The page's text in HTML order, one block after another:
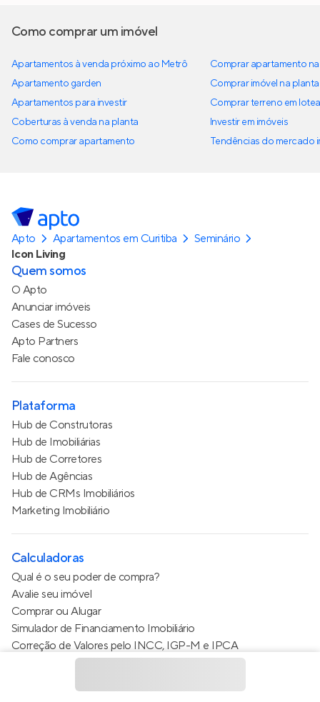
Como comprar um imóvel
Apartamentos à venda próximo ao Metrô
Apartamento garden
Apartamentos para investir
Coberturas à venda na planta
Como comprar apartamento
Comprar apartamento
Comprar imóvel na planta
Comprar terreno em
Investir em imóveis
Tendências do mercado
Apto Apartamentos em Curitiba
Seminário
Icon Living
Quem somos
O Apto
Anunciar imóveis
Cases de Sucesso
Apto Partners
Fale conosco
Plataforma
Hub de Construtoras
Hub de Imobiliárias
Hub de Corretores
Hub de Agências
Hub de CRMs Imobiliários
Marketing Imobiliário
Calculadoras
Qual é o seu poder de compra?
Avalie seu imóvel
Comprar ou Alugar
Simulador de Financiamento Imobiliário
Correção de Valores pelo INCC, IGP-M e IPCA
Estimativa de valor do condomínio